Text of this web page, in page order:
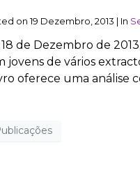
on 19 Dezembro, 2013 In
18 de Dezembro de
jovens de vários
oferece uma análise